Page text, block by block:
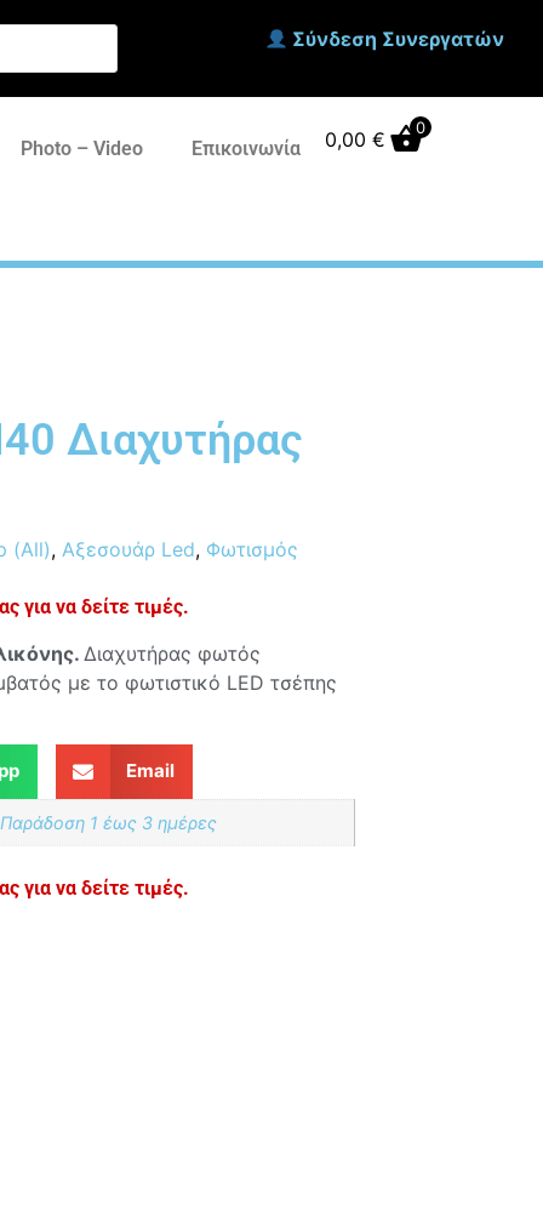
Σύνδεση Συνεργατών
Photo – Video Επικοινωνία 0,00 € 0
Διαχυτήρας
(All), Αξεσουάρ Led, Φωτισμός
για να δείτε τιμές.
Διαχυτήρας φωτός
με το φωτιστικό LED τσέπης
Email
1 έως 3 ημέρες
για να δείτε τιμές.